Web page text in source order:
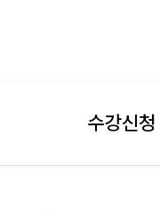
수강신청